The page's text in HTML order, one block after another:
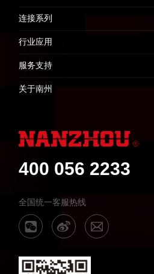
连接系列
行业应用
服务支持
关于南州
400 056 2233
全国统一客服热线